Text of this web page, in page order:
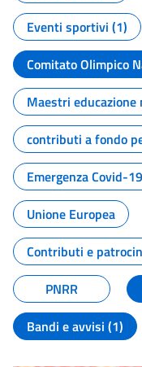
Eventi sportivi (1)
Comitato Olimpico
Maestri educazione
contributi a fondo
Emergenza Covid-19
Unione Europea
Contributi e
PNRR
Bandi e avvisi (1)